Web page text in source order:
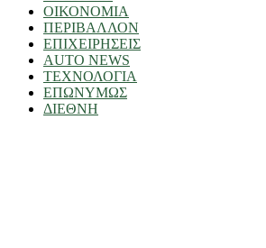
ΟΙΚΟΝΟΜΙΑ
ΠΕΡΙΒΑΛΛΟΝ
ΕΠΙΧΕΙΡΗΣΕΙΣ
AUTO NEWS
ΤΕΧΝΟΛΟΓΙΑ
ΕΠΩΝΥΜΩΣ
ΔΙΕΘΝΗ